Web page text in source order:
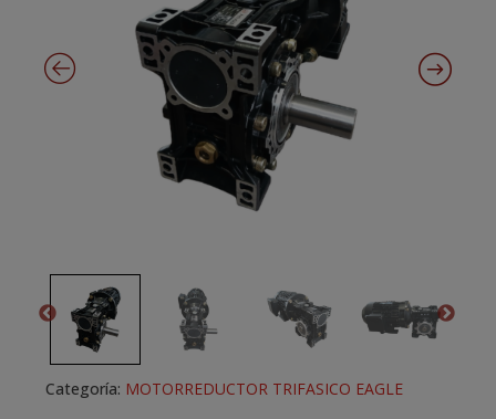
Categoría: MOTORREDUCTOR TRIFASICO EAGLE